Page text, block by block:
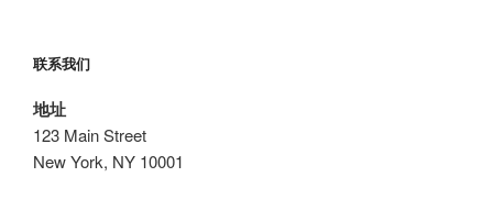
联系我们
地址
123 Main Street
New York, NY 10001